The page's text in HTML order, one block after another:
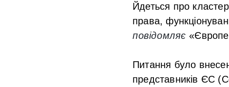
Йдеться про
права,
повідомляє
Питання було
представників ЄС